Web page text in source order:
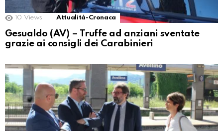
10 Views Attualità-Cronaca
Gesualdo (AV) – Truffe ad anziani sventate
grazie ai consigli dei Carabinieri